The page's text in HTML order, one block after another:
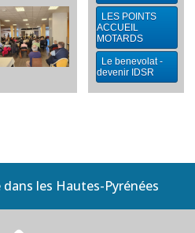
LES POINTS
ACCUEIL
MOTARDS
Le benevolat -
devenir IDSR
les Hautes-Pyrénées